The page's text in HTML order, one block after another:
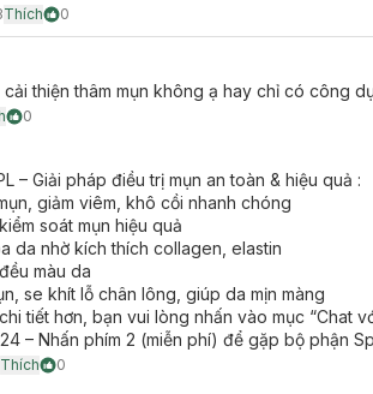
Thích 0
cải thiện thâm mụn không ạ hay chỉ có công
0
– Giải pháp điều trị mụn an toàn & hiệu quả :
giảm viêm, khô cồi nhanh chóng
soát mụn hiệu quả
da nhờ kích thích collagen, elastin
màu da
se khít lỗ chân lông, giúp da mịn màng
tiết hơn, bạn vui lòng nhấn vào mục “Chat
– Nhấn phím 2 (miễn phí) để gặp bộ phận
Thích 0